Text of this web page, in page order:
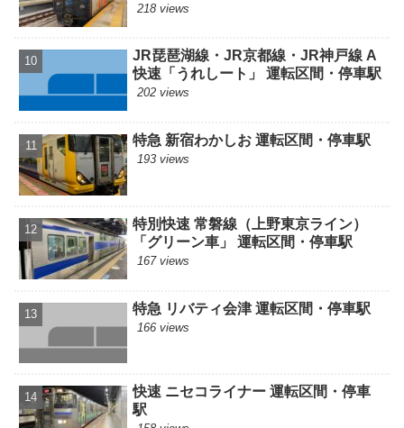
218 views
JR琵琶湖線・JR京都線・JR神戸線 A
快速「うれしート」 運転区間・停車駅
202 views
特急 新宿わかしお 運転区間・停車駅
193 views
特別快速 常磐線（上野東京ライン）
「グリーン車」 運転区間・停車駅
167 views
特急 リバティ会津 運転区間・停車駅
166 views
快速 ニセコライナー 運転区間・停車
駅